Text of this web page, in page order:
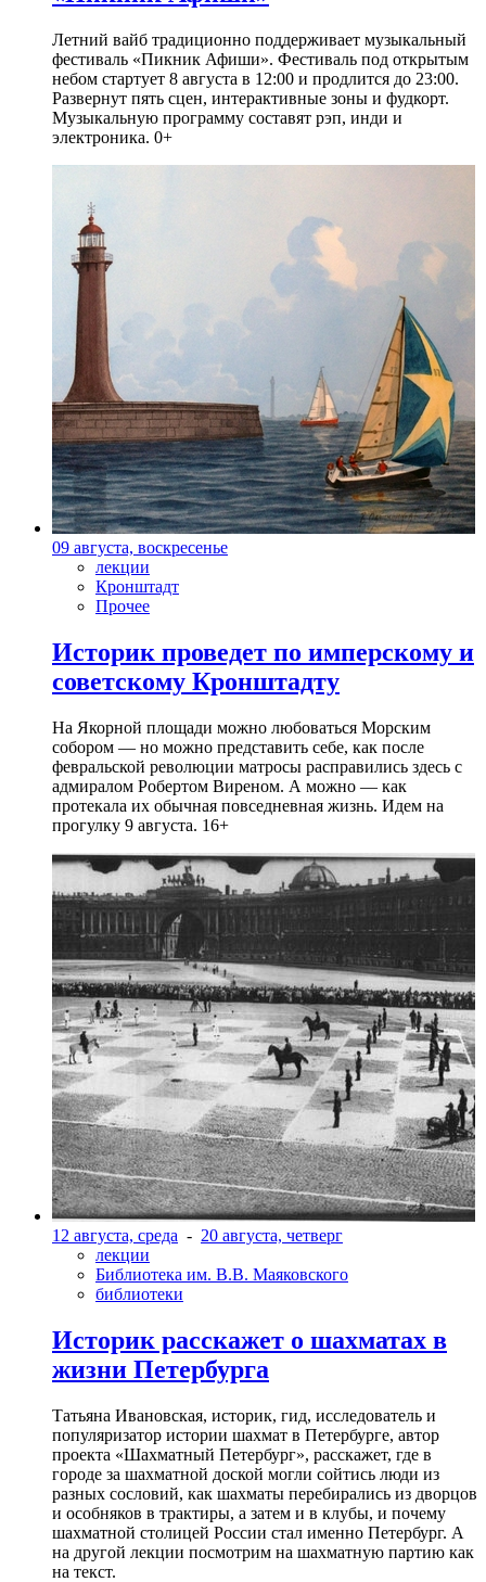
Летний вайб традиционно поддерживает музыкальный
фестиваль «Пикник Афиши». Фестиваль под открытым
небом стартует 8 августа в 12:00 и продлится до 23:00.
Развернут пять сцен, интерактивные зоны и фудкорт.
Музыкальную программу составят рэп, инди и
электроника. 0+
09 августа, воскресенье
лекции
Кронштадт
Прочее
Историк проведет по имперскому и
советскому Кронштадту
На Якорной площади можно любоваться Морским
собором — но можно представить себе, как после
февральской революции матросы расправились здесь с
адмиралом Робертом Виреном. А можно — как
протекала их обычная повседневная жизнь. Идем на
прогулку 9 августа. 16+
12 августа, среда - 20 августа, четверг
лекции
Библиотека им. В.В. Маяковского
библиотеки
Историк расскажет о шахматах в
жизни Петербурга
Татьяна Ивановская, историк, гид, исследователь и
популяризатор истории шахмат в Петербурге, автор
проекта «Шахматный Петербург», расскажет, где в
городе за шахматной доской могли сойтись люди из
разных сословий, как шахматы перебирались из дворцов
и особняков в трактиры, а затем и в клубы, и почему
шахматной столицей России стал именно Петербург. А
на другой лекции посмотрим на шахматную партию как
на текст.